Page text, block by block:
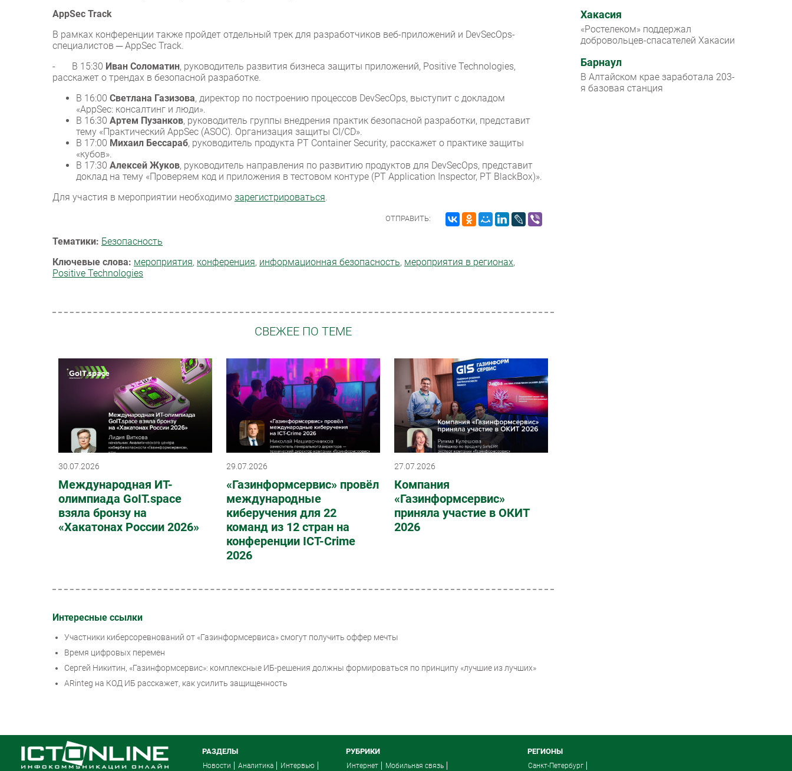
AppSec Track
В рамках конференции также пройдет отдельный трек для разработчиков веб-приложений и DevSecOps-
специалистов ─ AppSec Track.
- В 15:30 Иван Соломатин, руководитель развития бизнеса защиты приложений, Positive Technologies,
расскажет о трендах в безопасной разработке.
В 16:00 Светлана Газизова, директор по построению процессов DevSecOps, выступит с докладом
«AppSec: консалтинг и люди».
В 16:30 Артем Пузанков, руководитель группы внедрения практик безопасной разработки, представит
тему «Практический AppSec (ASOC). Организация защиты CI/CD».
В 17:00 Михаил Бессараб, руководитель продукта PT Container Security, расскажет о практике защиты
«кубов».
В 17:30 Алексей Жуков, руководитель направления по развитию продуктов для DevSecOps, представит
доклад на тему «Проверяем код и приложения в тестовом контуре (PT Application Inspector, PT BlackBox)».
Для участия в мероприятии необходимо зарегистрироваться.
ОТПРАВИТЬ:
Тематики: Безопасность
Ключевые слова: мероприятия, конференция, информационная безопасность, мероприятия в регионах,
Positive Technologies
СВЕЖЕЕ ПО ТЕМЕ
30.07.2026
Международная ИТ-
олимпиада GoIT.space
взяла бронзу на
«Хакатонах России 2026»
29.07.2026
«Газинформсервис» провёл
международные
киберучения для 22
команд из 12 стран на
конференции ICT-Crime
2026
27.07.2026
Компания
«Газинформсервис»
приняла участие в ОКИТ
2026
Интересные ссылки
Участники киберсоревнований от «Газинформсервиса» смогут получить оффер мечты
Время цифровых перемен
Сергей Никитин, «Газинформсервис»: комплексные ИБ-решения должны формироваться по принципу «лучшие из лучших»
ARinteg на КОД ИБ расскажет, как усилить защищенность
Хакасия
«Ростелеком» поддержал
добровольцев-спасателей Хакасии
Барнаул
В Алтайском крае заработала 203-
я базовая станция
РАЗДЕЛЫ
Новости Аналитика Интервью
РУБРИКИ
Интернет Мобильная связь
РЕГИОНЫ
Санкт-Петербург